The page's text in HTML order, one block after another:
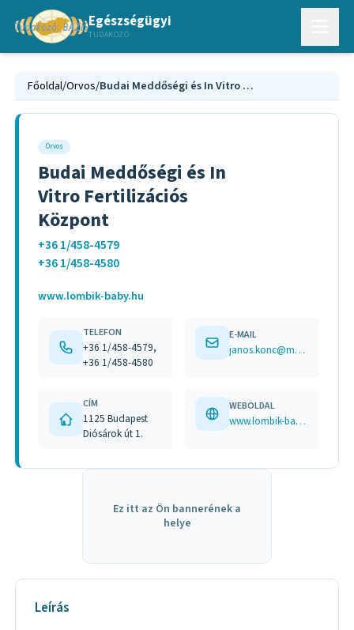
Egészségügyi
TUDAKOZÓ
Főoldal/Orvos/ Budai Meddőségi és In Vitro Fertilizációs Központ
Orvos
Budai Meddőségi és In
Vitro Fertilizációs
Központ
+36 1/458-4579
+36 1/458-4580
www.lombik-baby.hu
TELEFON
+36 1/458-4579,
+36 1/458-4580
E-MAIL
janos.konc@mail.janoskorhaz.hu
CÍM
1125 Budapest
Diósárok út 1.
WEBOLDAL
www.lombik-baby.hu
Ez itt az Ön bannerének a
helye
Leírás